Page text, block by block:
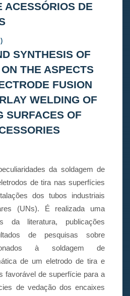
ACESSÓRIOS DE
SYNTHESIS OF
THE ASPECTS
FUSION
WELDING OF
SURFACES OF
da soldagem de
de tira nas superfícies
dos tubos industriais
(UNs). É realizada uma
da literatura, publicações
de pesquisas sobre
à soldagem de
de um eletrodo de tira e
favorável de superfície para a
de vedação dos encaixes